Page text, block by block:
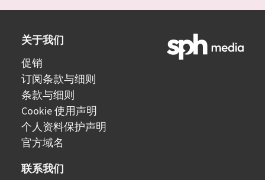
关于我们
促销
订阅条款与细则
条款与细则
Cookie 使用声明
个人资料保护声明
官方域名
联系我们